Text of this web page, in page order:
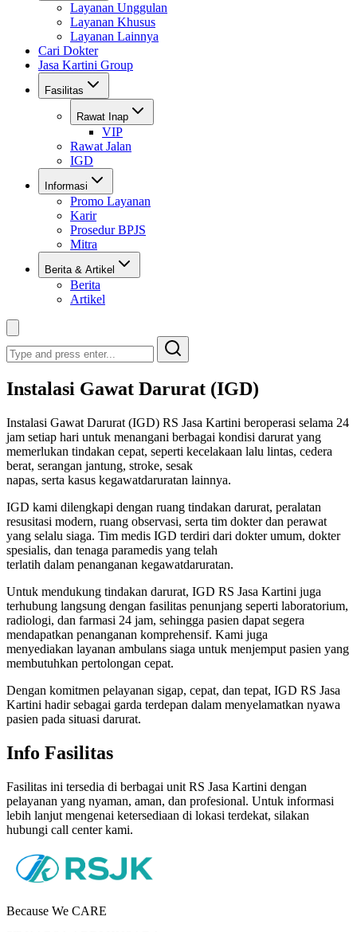
Layanan Unggulan
Layanan Khusus
Layanan Lainnya
Cari Dokter
Jasa Kartini Group
Fasilitas
Rawat Inap
VIP
Rawat Jalan
IGD
Informasi
Promo Layanan
Karir
Prosedur BPJS
Mitra
Berita & Artikel
Berita
Artikel
Search
Instalasi Gawat Darurat (IGD)
Instalasi Gawat Darurat (IGD) RS Jasa Kartini beroperasi selama 24
jam setiap hari untuk menangani berbagai kondisi darurat yang
memerlukan tindakan cepat, seperti kecelakaan lalu lintas, cedera
berat, serangan jantung, stroke, sesak
napas, serta kasus kegawatdaruratan lainnya.
IGD kami dilengkapi dengan ruang tindakan darurat, peralatan
resusitasi modern, ruang observasi, serta tim dokter dan perawat
yang selalu siaga. Tim medis IGD terdiri dari dokter umum, dokter
spesialis, dan tenaga paramedis yang telah
terlatih dalam penanganan kegawatdaruratan.
Untuk mendukung tindakan darurat, IGD RS Jasa Kartini juga
terhubung langsung dengan fasilitas penunjang seperti laboratorium,
radiologi, dan farmasi 24 jam, sehingga pasien dapat segera
mendapatkan penanganan komprehensif. Kami juga
menyediakan layanan ambulans siaga untuk menjemput pasien yang
membutuhkan pertolongan cepat.
Dengan komitmen pelayanan sigap, cepat, dan tepat, IGD RS Jasa
Kartini hadir sebagai garda terdepan dalam menyelamatkan nyawa
pasien pada situasi darurat.
Info Fasilitas
Fasilitas ini tersedia di berbagai unit RS Jasa Kartini dengan
pelayanan yang nyaman, aman, dan profesional. Untuk informasi
lebih lanjut mengenai ketersediaan di lokasi terdekat, silakan
hubungi call center kami.
Because We CARE